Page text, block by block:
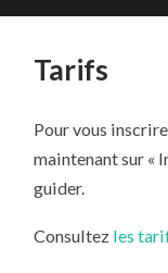
Tarifs
Pour vous
maintenant sur «
guider.
Consultez les